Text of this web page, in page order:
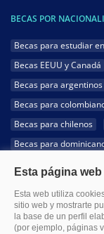
BECAS POR
Becas para estudiar
Becas EEUU y Canadá
Becas para argentinos
Becas para
Becas para chilenos
Becas para
Becas para
Becas para uruguayos